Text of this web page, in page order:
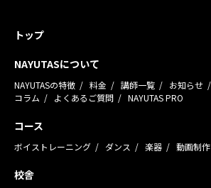
トップ
NAYUTASについて
NAYUTASの特徴 料金 講師一覧 お知らせ
コラム
よくあるご質問 NAYUTAS PRO
コース
ボイストレーニング ダンス 楽器 動画制作
校舎